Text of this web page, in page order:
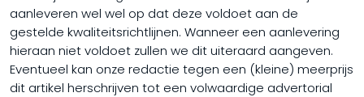
aanleveren wel wel op dat deze voldoet aan de
gestelde kwaliteitsrichtlijnen. Wanneer een aanlevering
hieraan niet voldoet zullen we dit uiteraard aangeven.
Eventueel kan onze redactie tegen een (kleine) meerprijs
dit artikel herschrijven tot een volwaardige advertorial